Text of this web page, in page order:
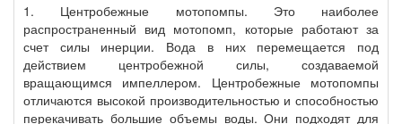
1. Центробежные мотопомпы. Это наиболее
распространенный вид мотопомп, которые работают за
счет силы инерции. Вода в них перемещается под
действием центробежной силы, создаваемой
вращающимся импеллером. Центробежные мотопомпы
отличаются высокой производительностью и способностью
перекачивать большие объемы воды. Они подходят для